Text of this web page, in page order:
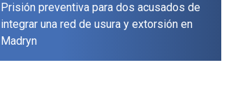
Prisión preventiva para dos acusados de
integrar una red de usura y extorsión en
Madryn